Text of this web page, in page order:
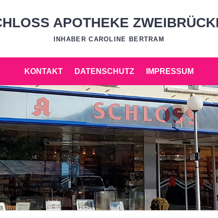
APOTHEKE
INHABER CAROLINE BERTRAM
KONTAKT DATENSCHUTZ IMPRESSUM